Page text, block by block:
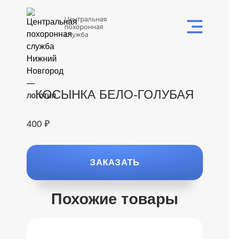
Центральная
похоронная
служба
КОСЫНКА БЕЛО-ГОЛУБАЯ
400 ₽
ЗАКАЗАТЬ
Похожие товары